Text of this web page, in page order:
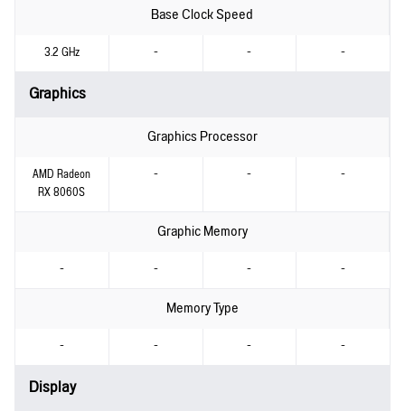
Base Clock Speed
3.2 GHz - - -
Graphics
Graphics Processor
AMD Radeon
RX 8060S
- - -
Graphic Memory
- - - -
Memory Type
- - - -
Display